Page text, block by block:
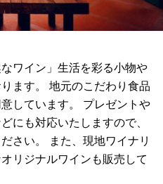
ワイン」生活を彩る小物や
ます。 地元のこだわり食品
しています。 プレゼントや
にも対応いたしますので、
さい。 また、現地ワイナリ
リジナルワインも販売して